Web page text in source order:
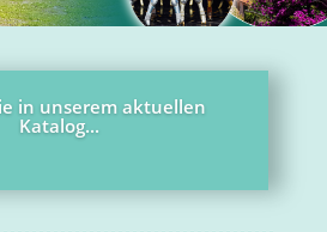
in unserem aktuellen
Katalog...